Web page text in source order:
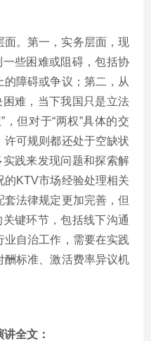
面。第一，实务层面，现
一些困难或阻碍，包括协
障碍或争议；第二，从
困难，当下我国只是立法
，但对于“两权”具体的交
可规则都还处于空缺状
实践来发现问题和探索解
的KTV市场经验处理相关
法律规定更加完善，但
关键环节，包括线下沟通
自治工作，需要在实践
酬标准、激活费率异议机
全文：